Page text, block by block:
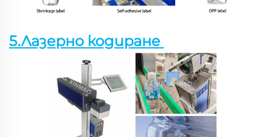
5.Лазерно кодиране